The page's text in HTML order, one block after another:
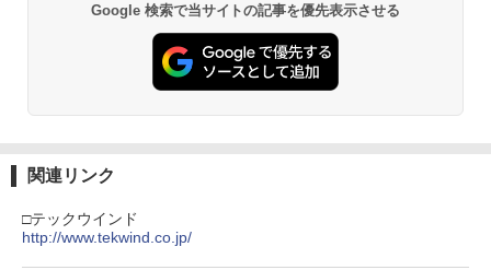
Google 検索で当サイトの記事を優先表示させる
関連リンク
□テックウインド
http://www.tekwind.co.jp/